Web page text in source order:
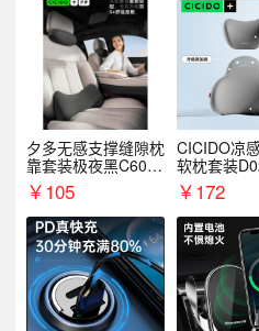
夕多无感支撑缝隙枕
靠套装极夜黑C6003
+C6004
￥105
CICIDO凉
软枕套装
D033031
￥172